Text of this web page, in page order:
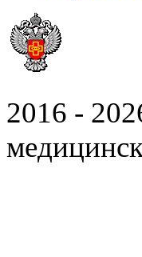
2016 -